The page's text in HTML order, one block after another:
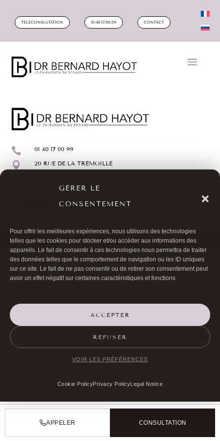
GÉRER LE
CONSENTEMENT
Pour offrir les meilleures expériences, nous utilisons des technologies
telles que les cookies pour stocker et/ou accéder aux informations des
appareils. Le fait de consentir à ces technologies nous permettra de traiter
des données telles que le comportement de navigation ou les ID uniques
sur ce site. Le fait de ne pas consentir ou de retirer son consentement peut
avoir un effet négatif sur certaines caractéristiques et fonctions.
ACCEPTER
REFUSER
VOIR LES PRÉFÉRENCES
Cookie PolicyPrivacy PolicyLegal Notice
TELECONSULTATION 01.40.17.00.99 CONTACT
 01 40 17 00 99
 20 RUE DE LA TRÉMOILLE
MAKE AN APPOINTMENT
©Docteur Bernard Hayot 2026 | Legal notice|Cookie policy (EU)
APPELER CONSULTATION